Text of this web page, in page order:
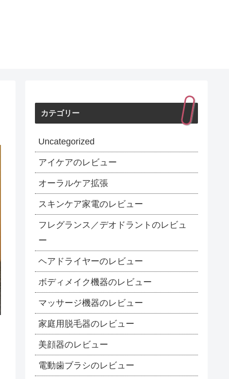
カテゴリー
Uncategorized
アイケアのレビュー
オーラルケア拡張
スキンケア家電のレビュー
フレグランス／デオドラントのレビュ
ー
ヘアドライヤーのレビュー
ボディメイク機器のレビュー
マッサージ機器のレビュー
家庭用脱毛器のレビュー
美顔器のレビュー
電動歯ブラシのレビュー